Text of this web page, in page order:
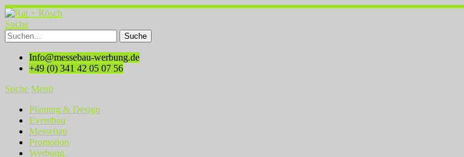
Suche
Info@messebau-werbung.de
+49 (0) 341 42 05 07 56
Suche Menü
Planung & Design
Eventbau
Messebau
Promotion
Werbung